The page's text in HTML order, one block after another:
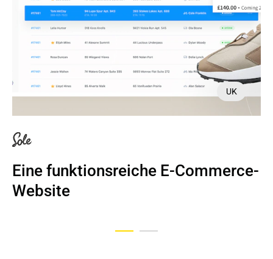
UK
Eine funktionsreiche E-Commerce-
Website
UK
Hochkarätiges Personal für den E-
Commerce